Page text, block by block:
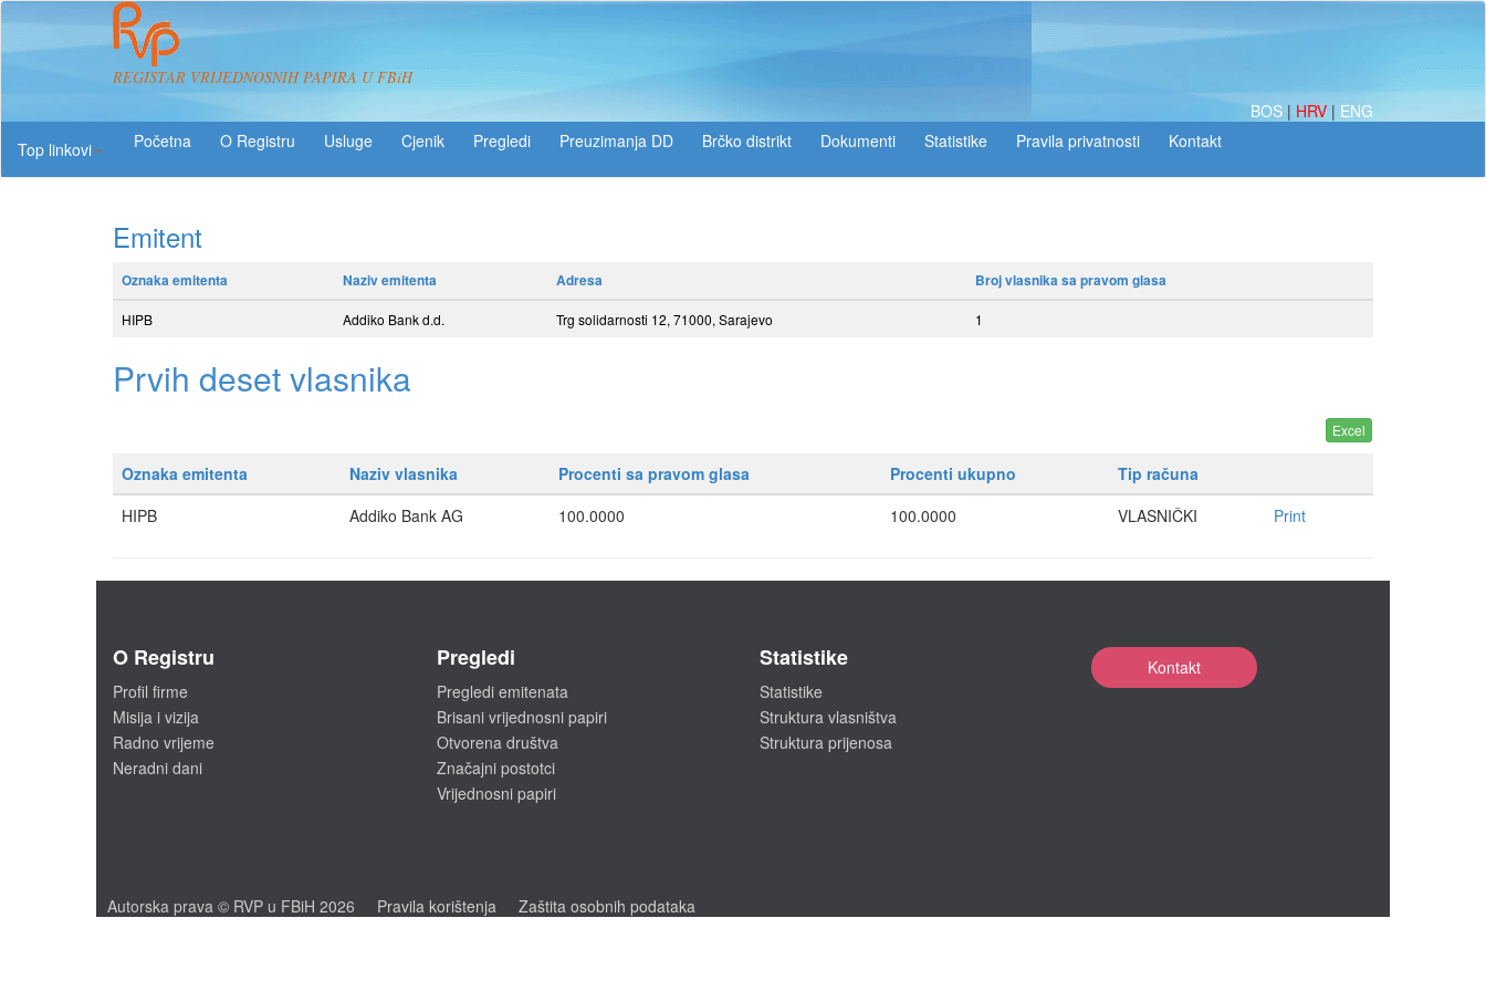
REGISTAR VRIJEDNOSNIH PAPIRA U FBiH
BOS | HRV | ENG
Top linkovi
O Registru Usluge Pregledi Preuzimanja DD Brčko distrikt Dokumenti Statistike
Emitent
Oznaka emitenta Naziv emitenta Adresa Broj vlasnika sa pravom glasa
HIPB Addiko Bank d.d. Trg solidarnosti 12, 71000, Sarajevo 1
Prvih deset vlasnika
Oznaka emitenta Naziv vlasnika Procenti sa pravom glasa Procenti ukupno
Tip računa
HIPB
Addiko Bank AG 100.0000 100.0000 VLASNIČKI Print
O Registru
Profil firme
Misija i vizija
Radno vrijeme
Neradni dani
Pregledi
Pregledi emitenata
Brisani vrijednosni papiri
Otvorena društva
Značajni postotci
Vrijednosni papiri
Statistike
Statistike
Struktura vlasništva
Struktura prijenosa
Kontakt
Autorska prava © RVP u FBiH 2026 Pravila korištenja Zaštita osobnih podataka